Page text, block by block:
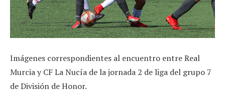
Imágenes correspondientes al encuentro entre Real
Murcia y CF La Nucía de la jornada 2 de liga del grupo 7
de División de Honor.